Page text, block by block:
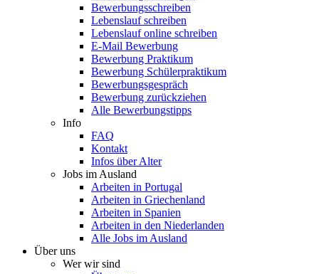
Bewerbungsschreiben
Lebenslauf schreiben
Lebenslauf online schreiben
E-Mail Bewerbung
Bewerbung Praktikum
Bewerbung Schülerpraktikum
Bewerbungsgespräch
Bewerbung zurückziehen
Alle Bewerbungstipps
Info
FAQ
Kontakt
Infos über Alter
Jobs im Ausland
Arbeiten in Portugal
Arbeiten in Griechenland
Arbeiten in Spanien
Arbeiten in den Niederlanden
Alle Jobs im Ausland
Über uns
Wer wir sind